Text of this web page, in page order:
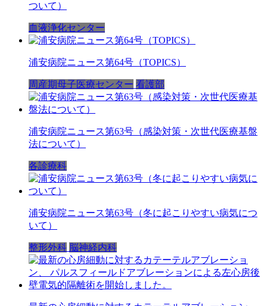
ついて）
血液浄化センター
浦安病院ニュース第64号（TOPICS）
周産期母子医療センター 看護部
浦安病院ニュース第63号（感染対策・次世代医療基盤
法について）
各診療科
浦安病院ニュース第63号（冬に起こりやすい病気につ
いて）
整形外科 脳神経内科